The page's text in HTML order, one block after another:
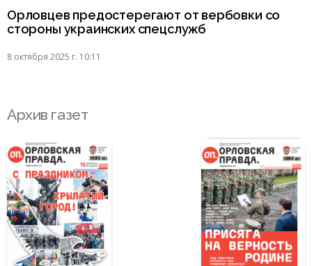
Орловцев предостерегают от вербовки со
стороны украинских спецслужб
8 октября 2025 г. 10:11
Архив газет